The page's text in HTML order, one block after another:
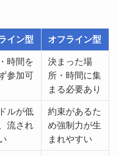
イン型 オフライン型
時間を
参加可
決まった場
所・時間に集
まる必要あり
ルが低
流され
約束があるた
め強制力が生
まれやすい